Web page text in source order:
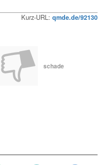
Kurz-URL: qmde.de/92130
schade